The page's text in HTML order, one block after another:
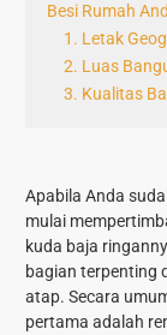
Besi Rumah
1. Letak
2. Luas
3. Kualitas
Apabila Anda
mulai
kuda baja
bagian terpenting
atap. Secara
pertama adalah